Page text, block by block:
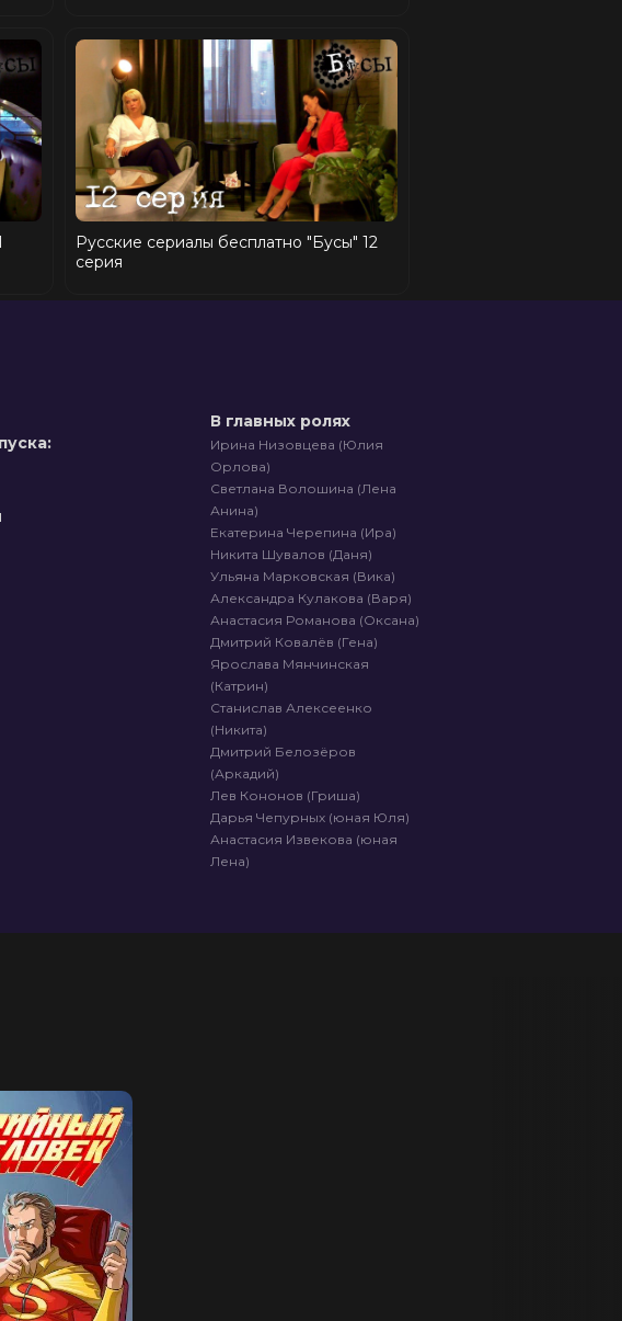
Русские сериалы бесплатно "Бусы" 12
серия
В главных ролях
Ирина Низовцева (Юлия
Орлова)
Светлана Волошина (Лена
Анина)
Екатерина Черепина (Ира)
Никита Шувалов (Даня)
Ульяна Марковская (Вика)
Александра Кулакова (Варя)
Анастасия Романова (Оксана)
Дмитрий Ковалёв (Гена)
Ярослава Мянчинская
(Катрин)
Станислав Алексеенко
(Никита)
Дмитрий Белозёров
(Аркадий)
Лев Кононов (Гриша)
Дарья Чепурных (юная Юля)
Анастасия Извекова (юная
Лена)